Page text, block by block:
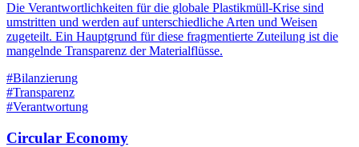
Die Verantwortlichkeiten für die globale Plastikmüll-Krise sind
umstritten und werden auf unterschiedliche Arten und Weisen
zugeteilt. Ein Hauptgrund für diese fragmentierte Zuteilung ist die
mangelnde Transparenz der Materialflüsse.
#Bilanzierung
#Transparenz
#Verantwortung
Circular Economy